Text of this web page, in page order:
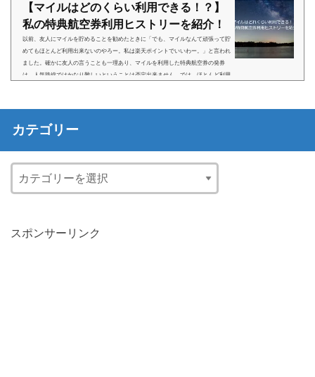
めようとする場合、「じゃあ実際に陸マイラーはみんなどん...
【マイルはどのくらい利用できる！？】
私の特典航空券利用ヒストリーを紹介！
以前、友人にマイルを貯めることを勧めたときに「でも、マイルなんて頑張って貯
めてもほとんど利用出来ないのやろー。私は楽天ポイントでいいわー。」と言われ
ました。確かに友人の言うことも一理あり、マイルを利用した特典航空券の発券
は、人気路線ではかなり難しいということは否定出来ません。では、ほとんど利用
の日程ずらすとか、行き先や経由地を工夫することなどで特典...
カテゴリー
スポンサーリンク